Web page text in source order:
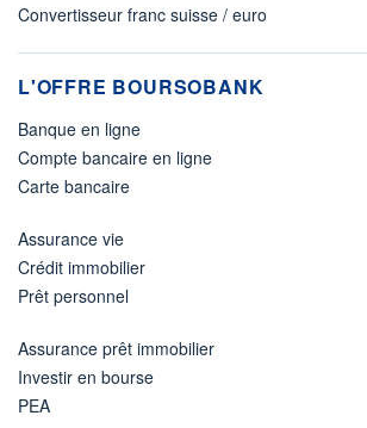
Convertisseur franc suisse / euro
L'OFFRE BOURSOBANK
Banque en ligne
Compte bancaire en ligne
Carte bancaire
Assurance vie
Crédit immobilier
Prêt personnel
Assurance prêt immobilier
Investir en bourse
PEA